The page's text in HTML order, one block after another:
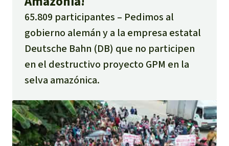
65.809 participantes
Pedimos al
gobierno alemán y a la empresa estatal
Deutsche Bahn (DB) que no participen
en el destructivo proyecto GPM en la
selva amazónica.